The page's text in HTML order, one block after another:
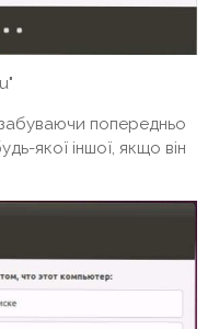
попередньо
якої іншої, якщо він